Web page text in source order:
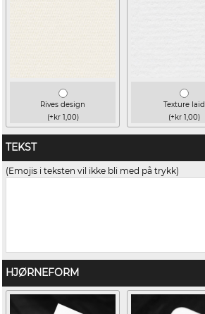
Rives design
(+kr 1,00)
Texture laid
(+kr 1,00)
TEKST
(Emojis i teksten vil ikke bli med på trykk)
HJØRNEFORM